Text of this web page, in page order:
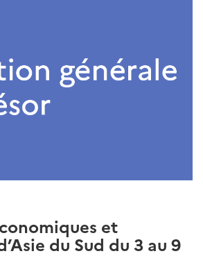
et
du Sud du 3 au 9